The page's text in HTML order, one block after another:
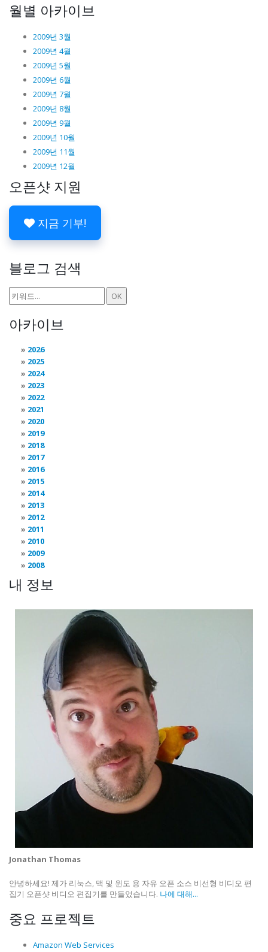
월별 아카이브
2009년 3월
2009년 4월
2009년 5월
2009년 6월
2009년 7월
2009년 8월
2009년 9월
2009년 10월
2009년 11월
2009년 12월
오픈샷 지원
지금 기부!
블로그 검색
아카이브
2026
2025
2024
2023
2022
2021
2020
2019
2018
2017
2016
2015
2014
2013
2012
2011
2010
2009
2008
내 정보
Jonathan Thomas
안녕하세요! 제가 리눅스, 맥 및 윈도 용 자유 오픈 소스 비선형 비디오 편
집기 오픈샷 비디오 편집기를 만들었습니다. 나에 대해...
중요 프로젝트
Amazon Web Services